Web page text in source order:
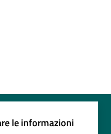
le informazioni